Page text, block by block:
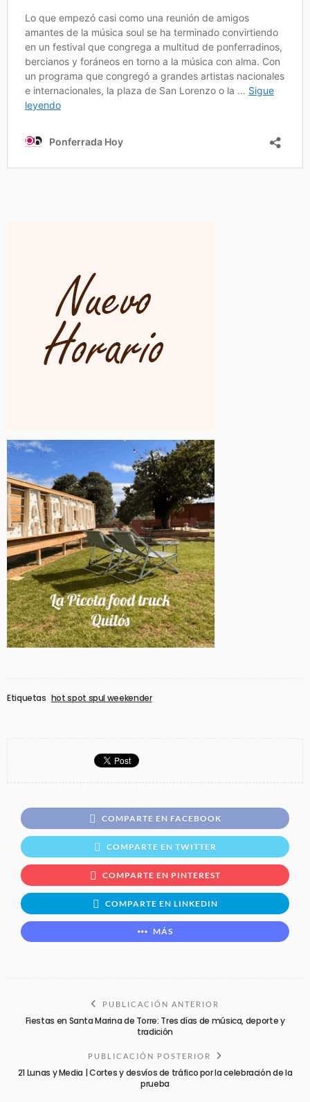
Etiquetas hot spot spul weekender
COMPARTE EN FACEBOOK
COMPARTE EN TWITTER
COMPARTE EN PINTEREST
COMPARTE EN LINKEDIN
MÁS
PUBLICACIÓN ANTERIOR
Fiestas en Santa Marina de Torre: Tres días de música, deporte y
tradición
PUBLICACIÓN POSTERIOR
21 Lunas y Media | Cortes y desvíos de tráfico por la celebración de la
prueba